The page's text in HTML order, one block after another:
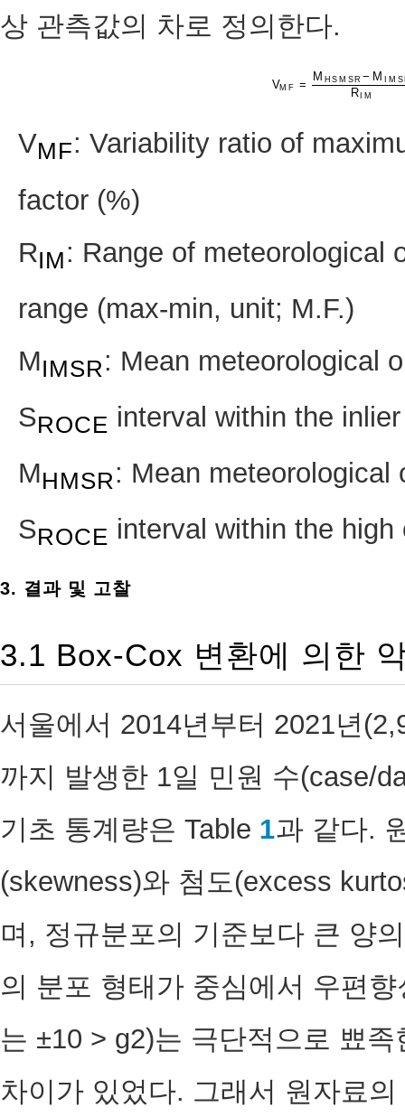
상 관측값의 차로 정의한다.
VM F =
M H SM SR − M I M S
RI M
VMF= MHSMSR−MIM
VMF: Variability ratio of
factor (%)
RIM: Range of meteorological
range (max-min, unit; M.F.)
MIMSR: Mean meteorological
SROCE interval within the
MHMSR: Mean meteorological
SROCE interval within the
3. 결과 및 고찰
3.1 Box-Cox 변환에 의한
서울에서 2014년부터 2021년
까지 발생한 1일 민원 수(case/
기초 통계량은 Table 1과 같다.
(skewness)와 첨도(excess
며, 정규분포의 기준보다 큰 양
의 분포 형태가 중심에서 우편
는 ±10 > g2)는 극단적으로 뾰
차이가 있었다. 그래서 원자료